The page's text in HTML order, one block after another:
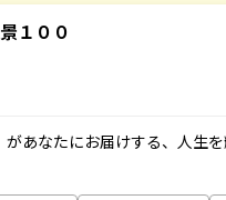
１００
あなたにお届けする、人生